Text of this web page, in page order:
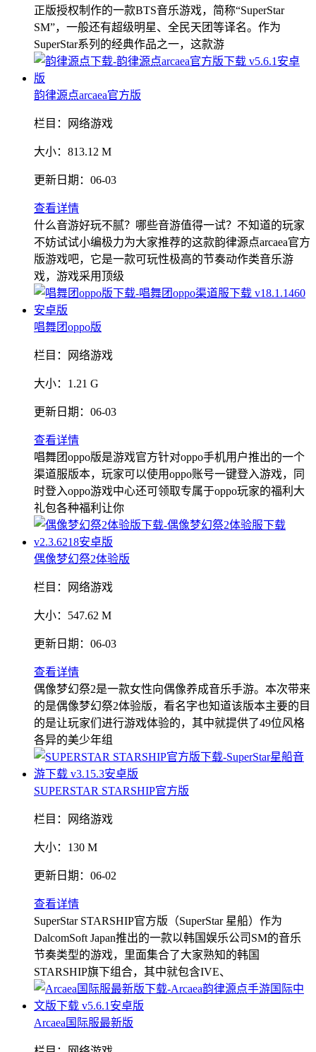
正版授权制作的一款BTS音乐游戏，简称“SuperStar
SM”，一般还有超级明星、全民天团等译名。作为
SuperStar系列的经典作品之一，这款游
韵律源点arcaea官方版
栏目： 网络游戏
大小： 813.12 M
更新日期： 06-03
查看详情
什么音游好玩不腻？哪些音游值得一试？不知道的玩家
不妨试试小编极力为大家推荐的这款韵律源点arcaea官方
版游戏吧，它是一款可玩性极高的节奏动作类音乐游
戏，游戏采用顶级
唱舞团oppo版
栏目： 网络游戏
大小： 1.21 G
更新日期： 06-03
查看详情
唱舞团oppo版是游戏官方针对oppo手机用户推出的一个
渠道服版本，玩家可以使用oppo账号一键登入游戏，同
时登入oppo游戏中心还可领取专属于oppo玩家的福利大
礼包各种福利让你
偶像梦幻祭2体验版
栏目： 网络游戏
大小： 547.62 M
更新日期： 06-03
查看详情
偶像梦幻祭2是一款女性向偶像养成音乐手游。本次带来
的是偶像梦幻祭2体验版，看名字也知道该版本主要的目
的是让玩家们进行游戏体验的，其中就提供了49位风格
各异的美少年组
SUPERSTAR STARSHIP官方版
栏目： 网络游戏
大小： 130 M
更新日期： 06-02
查看详情
SuperStar STARSHIP官方版（SuperStar 星船）作为
DalcomSoft Japan推出的一款以韩国娱乐公司SM的音乐
节奏类型的游戏，里面集合了大家熟知的韩国
STARSHIP旗下组合，其中就包含IVE、
Arcaea国际服最新版